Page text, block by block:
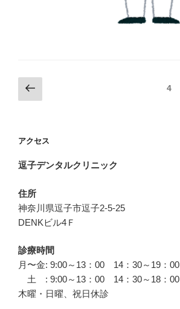
投
稿
ペ
ジ
送
り
前
の
ジ
固定ページ4
アクセス
逗子デンタルクリニック
住所
神奈川県逗子市逗子2-5-25
DENKビル4Ｆ
診療時間
月〜金: 9:00～13：00 14：30～19：00
土 : 9:00～13：00 14：30～18：00
木曜・日曜、祝日休診